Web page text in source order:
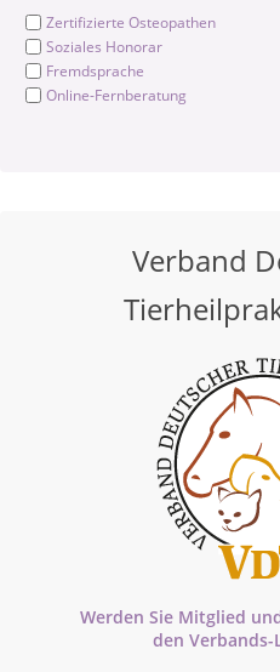
Zertifizierte Osteopathen
Soziales Honorar
Fremdsprache
Online-Fernberatung
Verband
Werden Sie Mitglied
den Verbands-